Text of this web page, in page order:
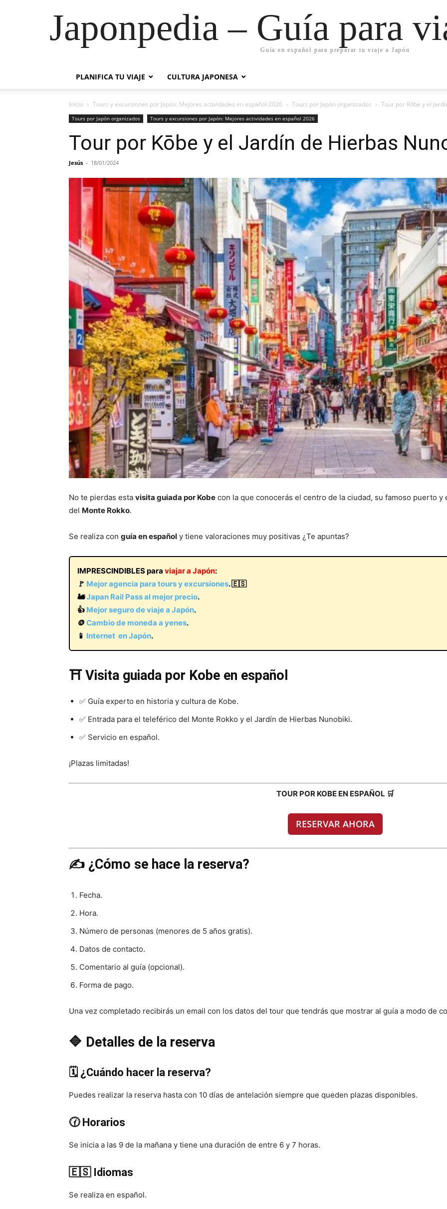
Japonpedia – Guía para
Guía en español para preparar tu viaje a Japón
PLANIFICA TU VIAJE CULTURA JAPONESA
Inicio Tours y excursiones por Japón: Mejores actividades en español 2026 Tours por Japón organizados Tour por Kōbe y el
Tours por Japón organizados Tours y excursiones por Japón: Mejores actividades en español 2026
Tour por Kōbe y el Jardín de Hierbas
Jesús - 18/01/2024
No te pierdas esta visita guiada por Kobe con la que conocerás el centro de la ciudad, su famoso puerto
del Monte Rokko.
Se realiza con guía en español y tiene valoraciones muy positivas ¿Te apuntas?
IMPRESCINDIBLES para viajar a Japón:
🚩 Mejor agencia para tours y excursiones. 🇪🇸
🚂Japan Rail Pass al mejor precio.
👍 Mejor seguro de viaje a Japón.
🪙 Cambio de moneda a yenes.
📱 Internet en Japón.
⛩️ Visita guiada por Kobe en español
✅ Guía experto en historia y cultura de Kobe.
✅ Entrada para el teleférico del Monte Rokko y el Jardín de Hierbas Nunobiki.
✅ Servicio en español.
¡Plazas limitadas!
TOUR POR KOBE EN ESPAÑOL 🛒
RESERVAR AHORA
✍️ ¿Cómo se hace la reserva?
Fecha.
Hora.
Número de personas (menores de 5 años gratis).
Datos de contacto.
Comentario al guía (opcional).
Forma de pago.
Una vez completado recibirás un email con los datos del tour que tendrás que mostrar al guía a modo de
🔷 Detalles de la reserva
🗓️ ¿Cuándo hacer la reserva?
Puedes realizar la reserva hasta con 10 días de antelación siempre que queden plazas disponibles.
🕜 Horarios
Se inicia a las 9 de la mañana y tiene una duración de entre 6 y 7 horas.
🇪🇸 Idiomas
Se realiza en español.